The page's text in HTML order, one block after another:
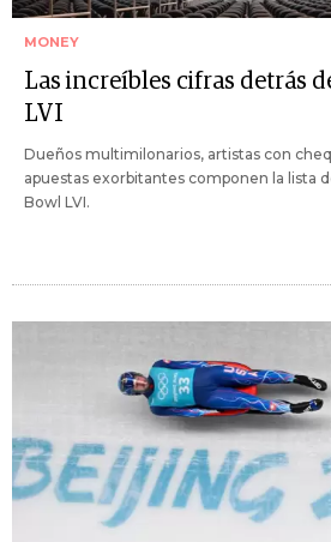
MONEY
Las increíbles cifras detrás
LVI
Dueños multimilonarios, artistas con
apuestas exorbitantes componen la lista
Bowl LVI.